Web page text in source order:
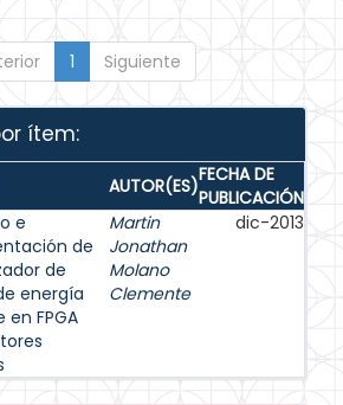
1 Siguiente
ítem:
AUTOR(ES)FECHA DE
PUBLICACIÓN
e
de
de
energía
en FPGA
Martin
Jonathan
Molano
Clemente
dic-2013